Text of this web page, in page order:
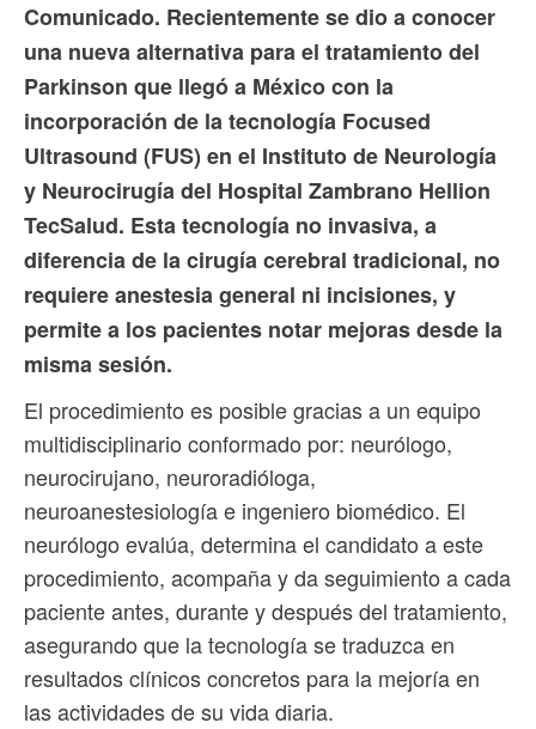
Comunicado. Recientemente se dio a conocer
una nueva alternativa para el tratamiento del
Parkinson que llegó a México con la
incorporación de la tecnología Focused
Ultrasound (FUS) en el Instituto de Neurología
y Neurocirugía del Hospital Zambrano Hellion
TecSalud. Esta tecnología no invasiva, a
diferencia de la cirugía cerebral tradicional, no
requiere anestesia general ni incisiones, y
permite a los pacientes notar mejoras desde la
misma sesión.
El procedimiento es posible gracias a un equipo
multidisciplinario conformado por: neurólogo,
neurocirujano, neuroradióloga,
neuroanestesiología e ingeniero biomédico. El
neurólogo evalúa, determina el candidato a este
procedimiento, acompaña y da seguimiento a cada
paciente antes, durante y después del tratamiento,
asegurando que la tecnología se traduzca en
resultados clínicos concretos para la mejoría en
las actividades de su vida diaria.